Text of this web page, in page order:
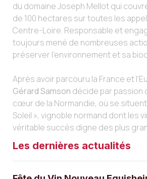
du domaine Joseph Mellot qui
de 100 hectares sur toutes les
Centre-Loire. Responsable et
toujours mené de nombreuses
préserver l’environnement et sa
Après avoir parcouru la France et
Gérard Samson décide par passion
cœur de la Normandie, où se
Soleil », vignoble normand dont les
véritable succès digne des plus
Les dernières actualités